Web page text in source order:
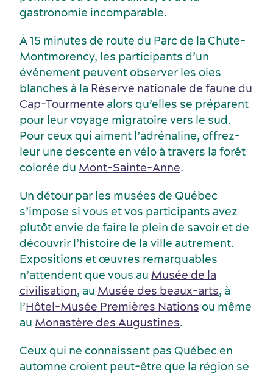
gastronomie incomparable.
À 15 minutes de route du Parc de la Chute-
Montmorency, les participants d’un
événement peuvent observer les oies
blanches à la Réserve nationale de faune du
Cap-Tourmente alors qu’elles se préparent
pour leur voyage migratoire vers le sud.
Pour ceux qui aiment l’adrénaline, offrez-
leur une descente en vélo à travers la forêt
colorée du Mont-Sainte-Anne.
Un détour par les musées de Québec
s’impose si vous et vos participants avez
plutôt envie de faire le plein de savoir et de
découvrir l’histoire de la ville autrement.
Expositions et œuvres remarquables
n’attendent que vous au Musée de la
civilisation, au Musée des beaux-arts, à
l’Hôtel-Musée Premières Nations ou même
au Monastère des Augustines.
Ceux qui ne connaissent pas Québec en
automne croient peut-être que la région se